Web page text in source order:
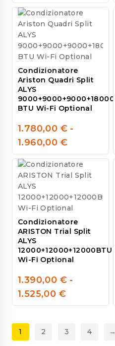
5
Condizionatore
Ariston Quadri Split
ALYS
9000+9000+9000+18000
BTU Wi-Fi Optional
out
of
5
1.780,00 € -
1.960,00 €
Condizionatore
ARISTON Trial Split
ALYS
12000+12000+12000BTU
Wi-Fi Optional
out
of
1.390,00 € -
1.525,00 €
1 2 3 4 →